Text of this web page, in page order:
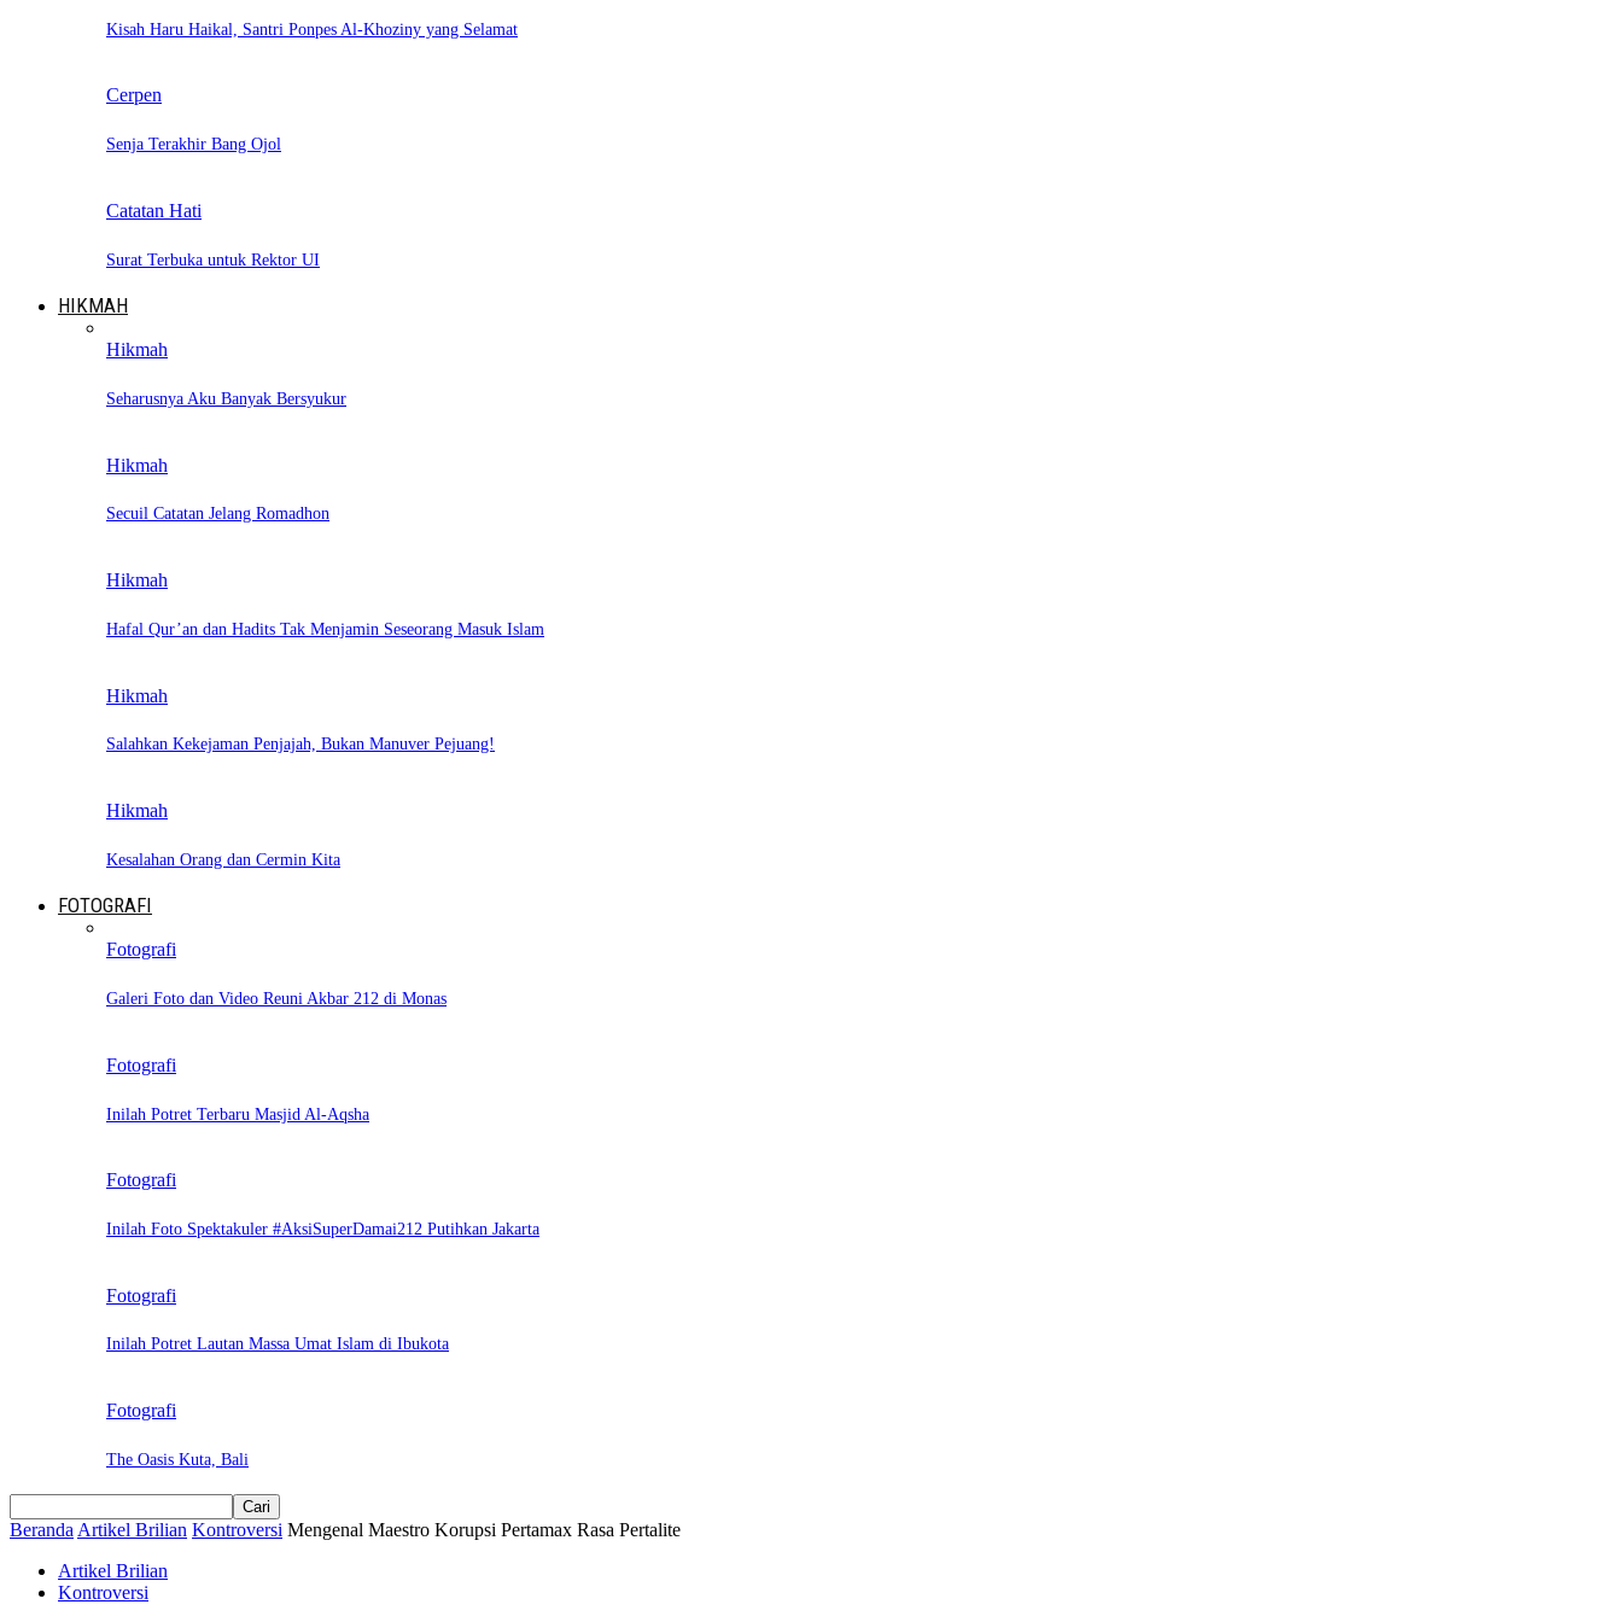
Kisah Haru Haikal, Santri Ponpes Al-Khoziny yang Selamat
Cerpen
Senja Terakhir Bang Ojol
Catatan Hati
Surat Terbuka untuk Rektor UI
HIKMAH
Hikmah
Seharusnya Aku Banyak Bersyukur
Hikmah
Secuil Catatan Jelang Romadhon
Hikmah
Hafal Qur’an dan Hadits Tak Menjamin Seseorang Masuk Islam
Hikmah
Salahkan Kekejaman Penjajah, Bukan Manuver Pejuang!
Hikmah
Kesalahan Orang dan Cermin Kita
FOTOGRAFI
Fotografi
Galeri Foto dan Video Reuni Akbar 212 di Monas
Fotografi
Inilah Potret Terbaru Masjid Al-Aqsha
Fotografi
Inilah Foto Spektakuler #AksiSuperDamai212 Putihkan Jakarta
Fotografi
Inilah Potret Lautan Massa Umat Islam di Ibukota
Fotografi
The Oasis Kuta, Bali
Beranda Artikel Brilian Kontroversi Mengenal Maestro Korupsi Pertamax Rasa Pertalite
Artikel Brilian
Kontroversi